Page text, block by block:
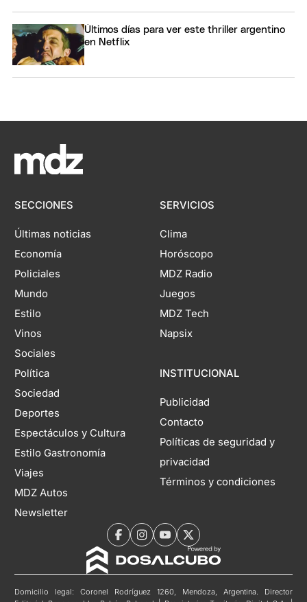
Últimos días para ver este thriller argentino
en Netflix
SECCIONES
Últimas noticias
Economía
Policiales
Mundo
Estilo
Vinos
Sociales
Política
Sociedad
Deportes
Espectáculos y Cultura
Estilo Gastronomía
Viajes
MDZ Autos
Newsletter
SERVICIOS
Clima
Horóscopo
MDZ Radio
Juegos
MDZ Tech
Napsix
INSTITUCIONAL
Publicidad
Contacto
Políticas de seguridad y
privacidad
Términos y condiciones
Domicilio legal: Coronel Rodríguez 1260, Mendoza, Argentina. Director